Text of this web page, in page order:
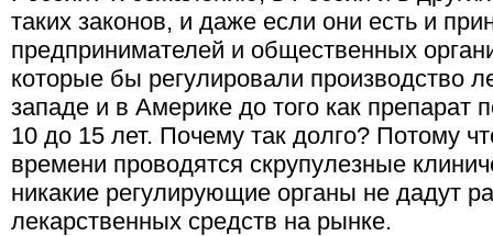
таких законов, и даже если они есть и
предпринимателей и общественных
которые бы регулировали производство
западе и в Америке до того как препарат
10 до 15 лет. Почему так долго? Потому
времени проводятся скрупулезные
никакие регулирующие органы не дадут
лекарственных средств на рынке.